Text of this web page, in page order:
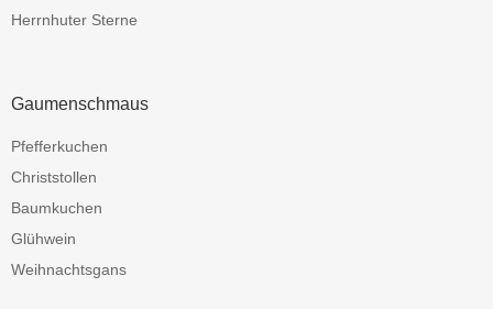
Herrnhuter Sterne
Gaumenschmaus
Pfefferkuchen
Christstollen
Baumkuchen
Glühwein
Weihnachtsgans